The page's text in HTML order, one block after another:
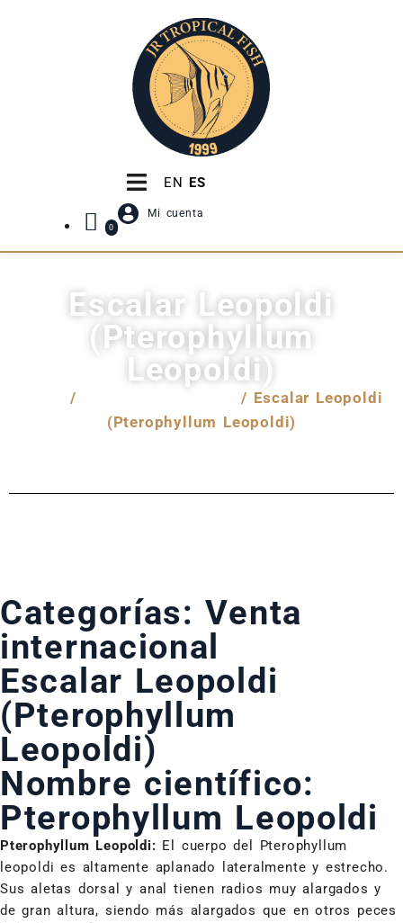
EN ES
0
Mi cuenta
Escalar Leopoldi
(Pterophyllum
Leopoldi)
/
/ Escalar Leopoldi
(Pterophyllum Leopoldi)
Categorías:Venta
internacional
Escalar Leopoldi
(Pterophyllum
Leopoldi)
Nombre científico:
Pterophyllum Leopoldi
Pterophyllum Leopoldi: El cuerpo del Pterophyllum
leopoldi es altamente aplanado lateralmente y estrecho.
Sus aletas dorsal y anal tienen radios muy alargados y
de gran altura, siendo más alargados que en otros peces